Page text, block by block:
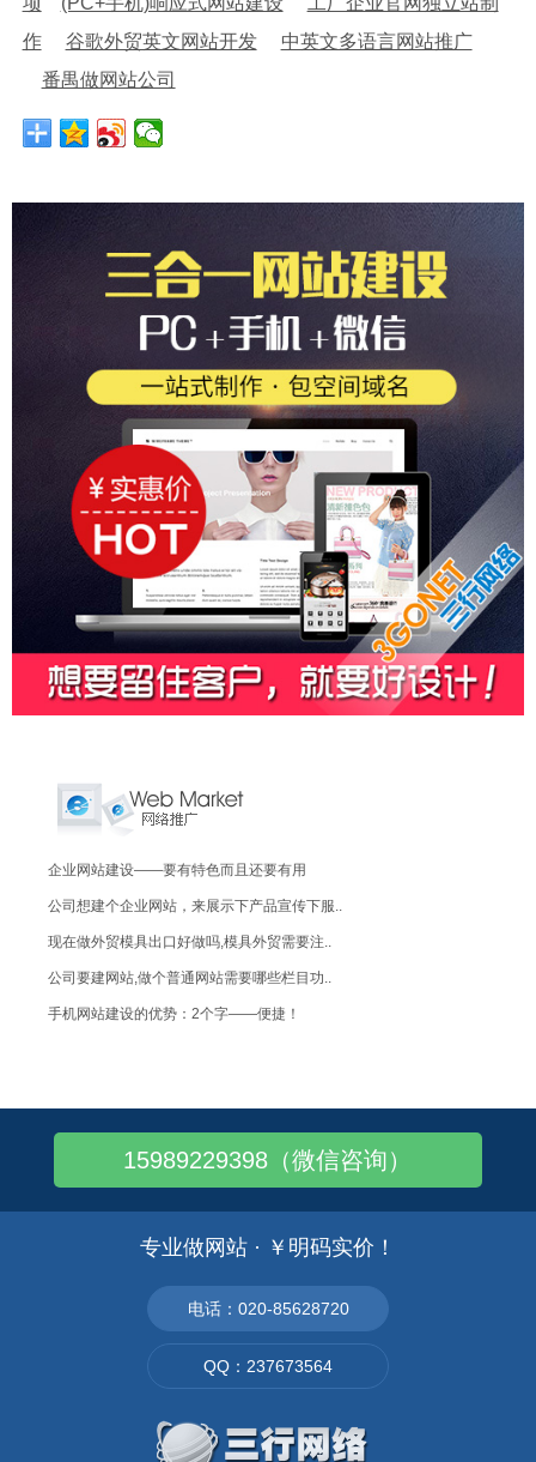
作
谷歌外贸英文网站开发
中英文多语言网站推广
番禺做网站公司
企业网站建设——要有特色而且还要有用
公司想建个企业网站，来展示下产品宣传下服..
现在做外贸模具出口好做吗,模具外贸需要注..
公司要建网站,做个普通网站需要哪些栏目功..
手机网站建设的优势：2个字——便捷！
外贸汽配生意怎么拉单,如何找到客户
安防外贸行业卖什么产品比较热销?
番禺做网站——企业营销型手机网站建设开发
15989229398（微信咨询）
专业做网站 · ￥明码实价！
电话：020-85628720
QQ：237673564